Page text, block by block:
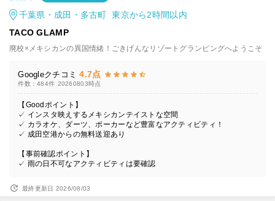
千葉県・成田・多古町 東京から2時間以内
TACO GLAMP
廃校×メキシカンの異国情緒！ごきげんなリゾートグランピングへようこそ
Googleクチコミ 4.7点
件数：484件 20260803時点
【Goodポイント】
✓ インスタ映えするメキシカンテイストな空間
✓ カラオケ、ダーツ、ポーカーなど豊富なアクティビティ！
✓ 成田空港からの無料送迎あり
【事前確認ポイント】
✓ 雨の日不可なアクティビティは要確認
最終更新日 2026/08/03